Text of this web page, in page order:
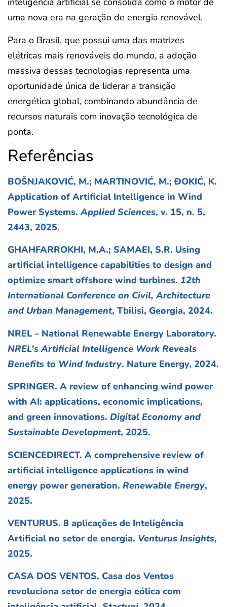
uma nova era na geração de energia renovável.
Para o Brasil, que possui uma das matrizes
elétricas mais renováveis do mundo, a adoção
massiva dessas tecnologias representa uma
oportunidade única de liderar a transição
energética global, combinando abundância de
recursos naturais com inovação tecnológica de
ponta.
Referências
BOŠNJAKOVIĆ, M.; MARTINOVIĆ, M.; ĐOKIĆ, K.
Application of Artificial Intelligence in Wind
Power Systems. Applied Sciences, v. 15, n. 5,
2443, 2025.
GHAHFARROKHI, M.A.; SAMAEI, S.R. Using
artificial intelligence capabilities to design and
optimize smart offshore wind turbines. 12th
International Conference on Civil, Architecture
and Urban Management, Tbilisi, Georgia, 2024.
NREL – National Renewable Energy Laboratory.
NREL’s Artificial Intelligence Work Reveals
Benefits to Wind Industry. Nature Energy, 2024.
SPRINGER. A review of enhancing wind power
with AI: applications, economic implications,
and green innovations. Digital Economy and
Sustainable Development, 2025.
SCIENCEDIRECT. A comprehensive review of
artificial intelligence applications in wind
energy power generation. Renewable Energy,
2025.
VENTURUS. 8 aplicações de Inteligência
Artificial no setor de energia. Venturus Insights,
2025.
CASA DOS VENTOS. Casa dos Ventos
revoluciona setor de energia eólica com